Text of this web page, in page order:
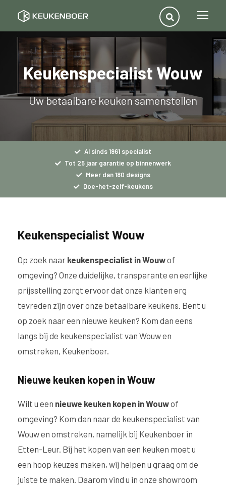
Keukenspecialist Wouw
Uw betaalbare keuken samenstellen
Al sinds 1961 specialist
Tot 25 jaar garantie op binnenwerk
Meer dan 180 designs
Doe-het-zelf-keukens
Keukenspecialist Wouw
Op zoek naar keukenspecialist in Wouwof
omgeving? Onze duidelijke, transparante en eerlijke
prijsstelling zorgt ervoor dat onze klanten erg
tevreden zijn over onze betaalbare keukens. Bent u
op zoek naar een nieuwe keuken? Kom dan eens
langs bij de keukenspecialist van Wouw en
omstreken, Keukenboer.
Nieuwe keuken kopen in Wouw
Wilt u een nieuwe keuken kopen in Wouwof
omgeving? Kom dan naar de keukenspecialist van
Wouw en omstreken, namelijk bij Keukenboer in
Etten-Leur. Bij het kopen van een keuken moet u
een hoop keuzes maken, wij helpen u graag om de
juiste te maken. Daarom vind u in onze showroom